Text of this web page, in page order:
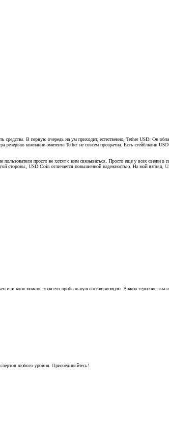
В первую очередь на ум приходит, естественно, Tether USD. Он
компании-эмитента Tether не совсем прозрачна. Есть стейблкоин
просто не хотят с ним связываться. Просто еще у всех свежи в
стороны, USD Coin отличается повышенной надежностью. На мой взгляд,
или коин можно, зная его прибыльную составляющую. Важно терпение, вы
любого уровня. Присоединяйтесь!